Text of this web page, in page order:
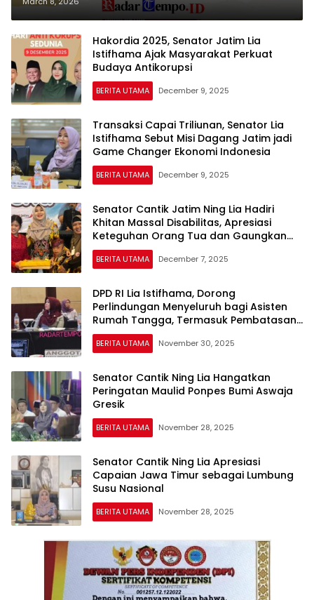
Daerah
Hakordia 2025, Senator Jatim Lia
Istifhama Ajak Masyarakat Perkuat
Budaya Antikorupsi
BERITA UTAMA December 9, 2025
Transaksi Capai Triliunan, Senator Lia
Istifhama Sebut Misi Dagang Jatim jadi
Game Changer Ekonomi Indonesia
BERITA UTAMA December 9, 2025
Senator Cantik Jatim Ning Lia Hadiri
Khitan Massal Disabilitas, Apresiasi
Keteguhan Orang Tua dan Gaungkan
Spirit CINTA
BERITA UTAMA December 7, 2025
DPD RI Lia Istifhama, Dorong
Perlindungan Menyeluruh bagi Asisten
Rumah Tangga, Termasuk Pembatasan
Usia dan Pelatihan
BERITA UTAMA November 30, 2025
Senator Cantik Ning Lia Hangatkan
Peringatan Maulid Ponpes Bumi Aswaja
Gresik
BERITA UTAMA November 28, 2025
Senator Cantik Ning Lia Apresiasi
Capaian Jawa Timur sebagai Lumbung
Susu Nasional
BERITA UTAMA November 28, 2025